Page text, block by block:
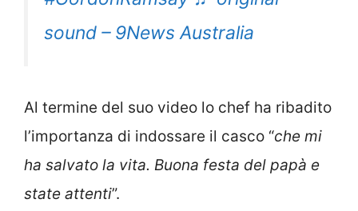
sound – 9News Australia
Al termine del suo video lo chef ha ribadito
l’importanza di indossare il casco “che mi
ha salvato la vita. Buona festa del papà e
state attenti”.